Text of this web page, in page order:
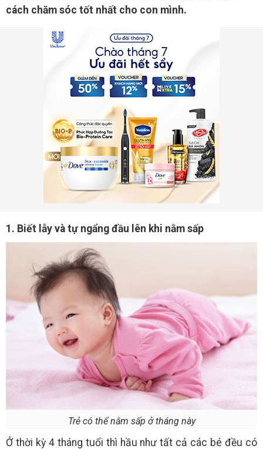
cách chăm sóc tốt nhất cho con mình.
1. Biết lẫy và tự ngẩng đầu lên khi nằm sấp
Trẻ có thể nằm sấp ở tháng này
Ở thời kỳ 4 tháng tuổi thì hầu như tất cả các bé đều có